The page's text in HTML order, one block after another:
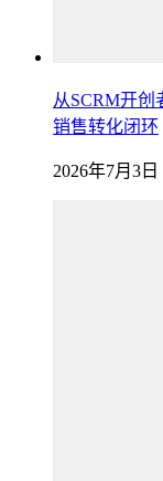
从SCRM开
销售转化闭环
2026年7月3日